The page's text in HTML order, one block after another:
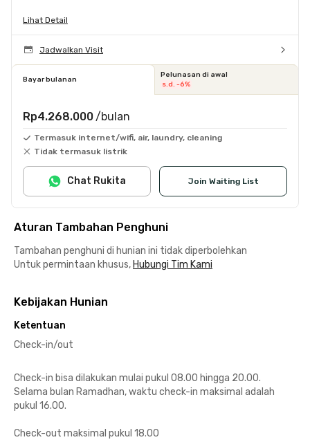
Lihat Detail
Jadwalkan Visit
Bayar bulanan
Pelunasan di awal
s.d. -6%
Rp4.268.000 /bulan
Termasuk internet/wifi, air, laundry, cleaning
Tidak termasuk listrik
Join Waiting List
Chat Rukita
Aturan Tambahan Penghuni
Tambahan penghuni di hunian ini tidak diperbolehkan
Untuk permintaan khusus, Hubungi Tim Kami
Kebijakan Hunian
Ketentuan
Check-in/out
Check-in bisa dilakukan mulai pukul 08.00 hingga 20.00.
Selama bulan Ramadhan, waktu check-in maksimal adalah
pukul 16.00.
Check-out maksimal pukul 18.00